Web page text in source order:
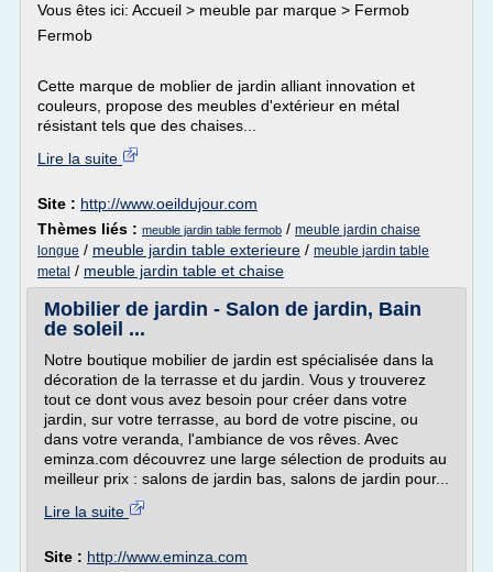
Vous êtes ici: Accueil > meuble par marque > Fermob
Fermob
Cette marque de moblier de jardin alliant innovation et
couleurs, propose des meubles d'extérieur en métal
résistant tels que des chaises...
Lire la suite
Site : http://www.oeildujour.com
Thèmes liés : meuble jardin table fermob / meuble jardin chaise
longue / meuble jardin table exterieure / meuble jardin table
metal / meuble jardin table et chaise
Mobilier de jardin - Salon de jardin, Bain
de soleil ...
Notre boutique mobilier de jardin est spécialisée dans la
décoration de la terrasse et du jardin. Vous y trouverez
tout ce dont vous avez besoin pour créer dans votre
jardin, sur votre terrasse, au bord de votre piscine, ou
dans votre veranda, l'ambiance de vos rêves. Avec
eminza.com découvrez une large sélection de produits au
meilleur prix : salons de jardin bas, salons de jardin pour...
Lire la suite
Site : http://www.eminza.com